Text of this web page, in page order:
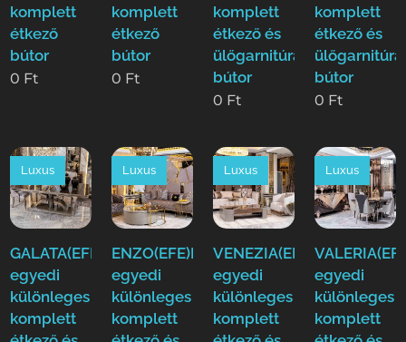
komplett
étkező
bútor
0 Ft
komplett
étkező
bútor
0 Ft
komplett
étkező és
ülőgarnitúra
bútor
0 Ft
komplett
étkező és
ülőgarnitúra
bútor
0 Ft
GALATA(EFE)Luxus
egyedi
különleges
komplett
Luxus
ENZO(EFE)Luxus
egyedi
különleges
komplett
Luxus
VENEZIA(EFE)Luxus
egyedi
különleges
komplett
Luxus
egyedi
különleges
komplett
Luxus